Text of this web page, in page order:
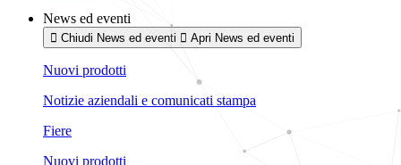
News ed eventi
Chiudi News ed eventi Apri News ed eventi
Nuovi prodotti
Notizie aziendali e comunicati stampa
Fiere
Nuovi prodotti